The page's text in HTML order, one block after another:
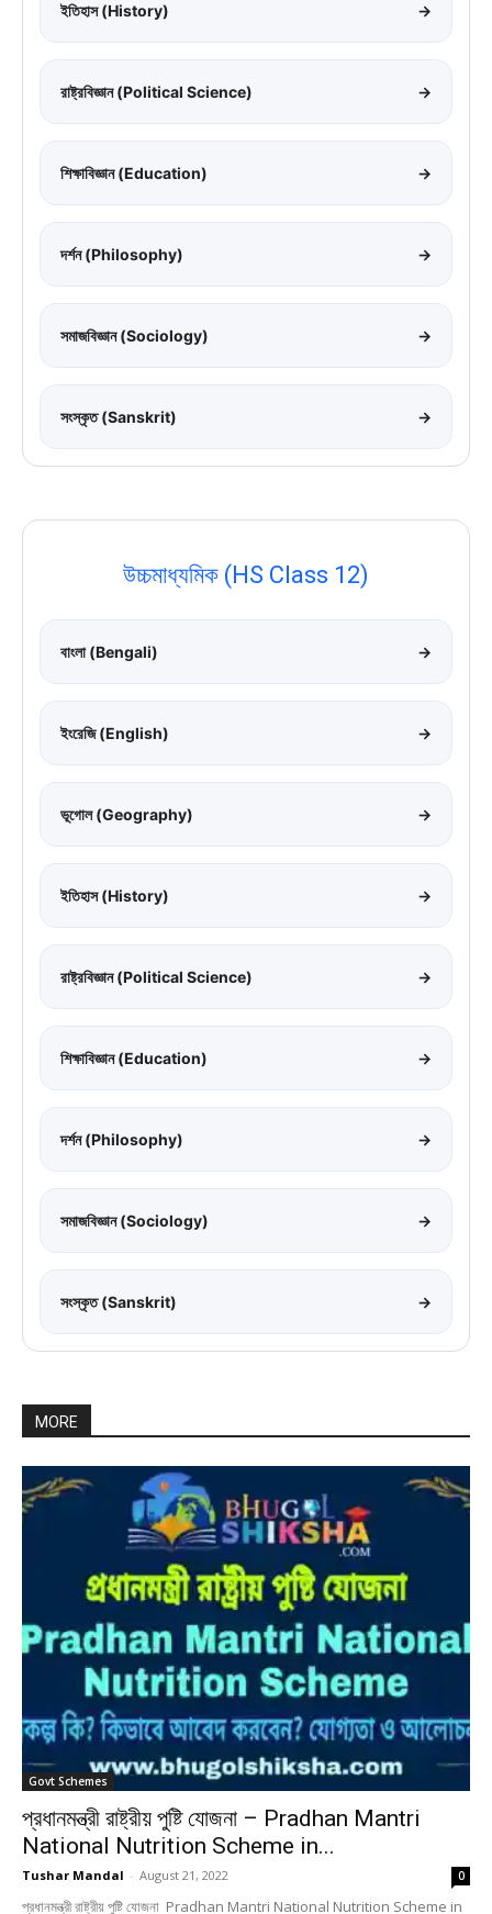
ইতিহাস (History) →
রাষ্ট্রবিজ্ঞান (Political Science) →
শিক্ষাবিজ্ঞান (Education) →
দর্শন (Philosophy) →
সমাজবিজ্ঞান (Sociology) →
সংস্কৃত (Sanskrit) →
উচ্চমাধ্যমিক (HS Class 12)
বাংলা (Bengali) →
ইংরেজি (English) →
ভূগোল (Geography) →
ইতিহাস (History) →
রাষ্ট্রবিজ্ঞান (Political Science) →
শিক্ষাবিজ্ঞান (Education) →
দর্শন (Philosophy) →
সমাজবিজ্ঞান (Sociology) →
সংস্কৃত (Sanskrit) →
MORE
Govt Schemes
প্রধানমন্ত্রী রাষ্ট্রীয় পুষ্টি যোজনা – Pradhan Mantri
National Nutrition Scheme in...
Tushar Mandal - August 21, 2022 0
প্রধানমন্ত্রী রাষ্ট্রীয় পুষ্টি যোজনা Pradhan Mantri National Nutrition Scheme in